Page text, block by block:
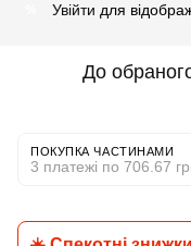
Увійти для
До
ПОКУПКА ЧАСТИНАМИ
3 платежі по 706.67